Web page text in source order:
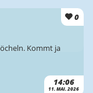
0
14:06
11. MAI. 2026
Kommt ja